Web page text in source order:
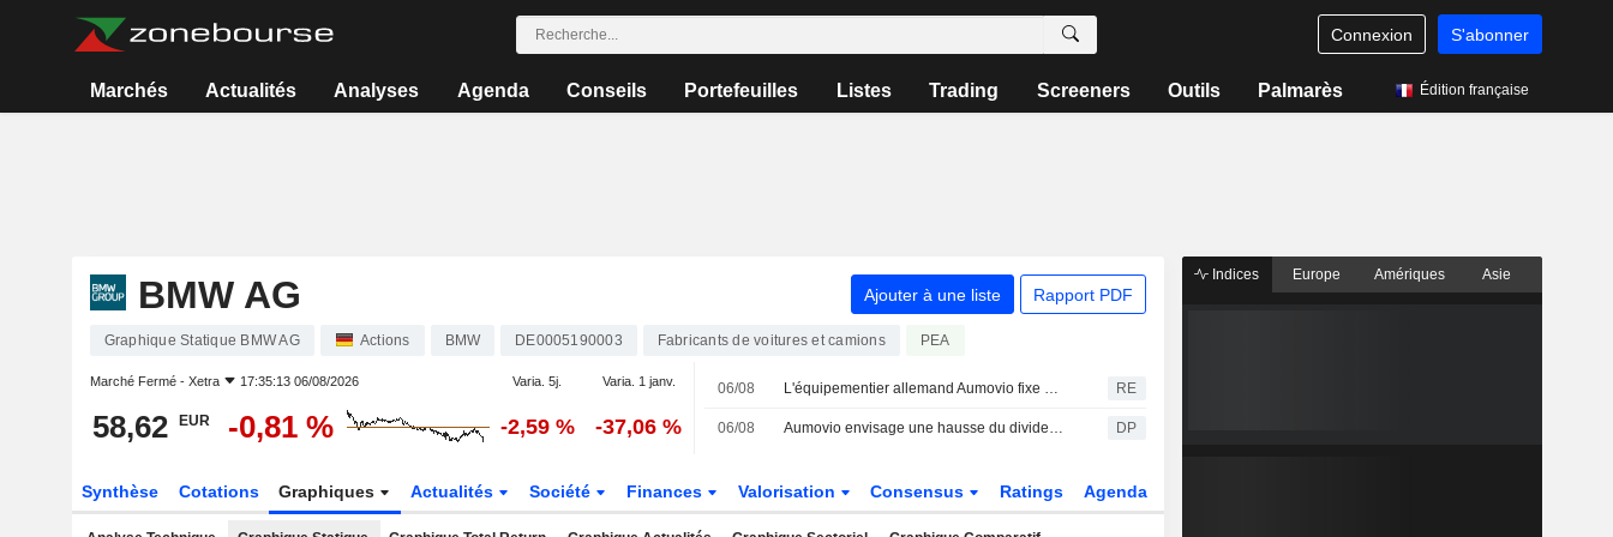
Connexion S'abonner
Marchés Actualités Analyses Agenda Conseils Portefeuilles Listes Trading Screeners Outils Palmarès Édition française
BMW AG Ajouter à une liste Rapport PDF
Graphique Statique BMW AG Actions BMW DE0005190003 Fabricants de voitures et camions PEA
Marché Fermé - Xetra 17:35:13 06/08/2026 Varia. 5j. Varia. 1 janv.
58,62 EUR -0,81 % -2,59 % -37,06 %
06/08 L'équipementier allemand Aumovio fixe un objectif de distribution de 30 %, mais juge un dividende peu probable pour 2026 RE
06/08 Aumovio envisage une hausse du dividende et des rachats d'actions DP
Synthèse Cotations Graphiques Actualités Société Finances Valorisation Consensus Ratings Agenda
Indices Europe Amériques Asie